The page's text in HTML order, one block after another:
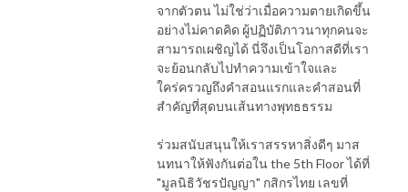
จากตัวตน ไม่ใช่ว่าเมื่อความตายเกิดขึ้น
อย่างไม่คาดคิด ผู้ปฏิบัติภาวนาทุกคนจะ
สามารถเผชิญได้ นี่จึงเป็นโอกาสดีที่เรา
จะย้อนกลับไปทำความเข้าใจและ
ใคร่ครวญถึงคำสอนแรกและคำสอนที่
สำคัญที่สุดบนเส้นทางพุทธธรรม
ร่วมสนับสนุนให้เราสรรหาสิ่งดีๆ มาส
นทนาให้ฟังกันต่อใน the 5th Floor ได้ที่
"มูลนิธิวัชรปัญญา" กสิกรไทย เลขที่